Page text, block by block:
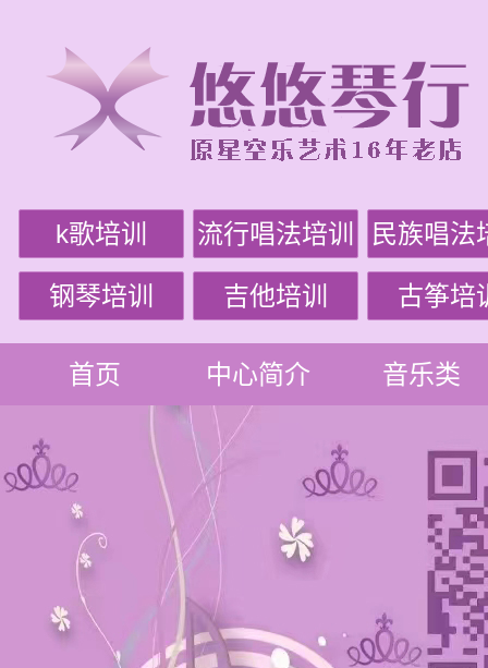
k歌培训 流行唱法培训 民族唱法
钢琴培训 吉他培训 古筝培
首页 中心简介 音乐类